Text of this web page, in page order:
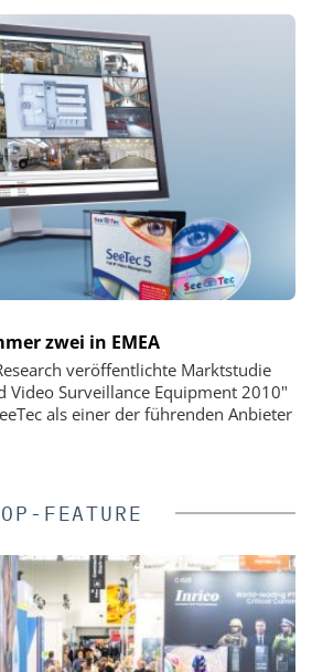
zwei in EMEA
veröffentlichte Marktstudie
Video Surveillance Equipment 2010"
als einer der führenden Anbieter
FEATURE